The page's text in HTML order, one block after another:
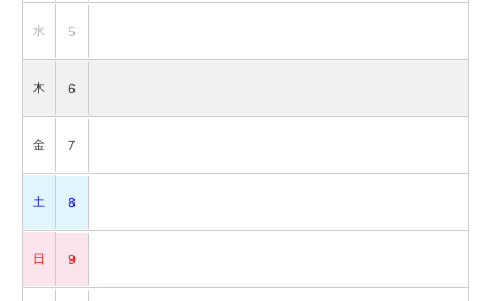
水 5
木 6
金 7
土 8
日 9